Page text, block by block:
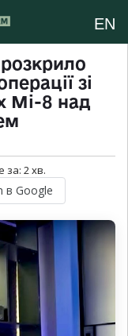
EN
зі
Мі-8 над
за: 2хв.
в Google